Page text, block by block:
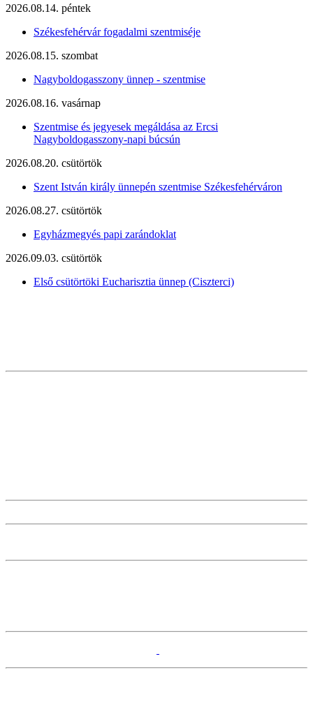
2026.08.14. péntek
Székesfehérvár fogadalmi szentmiséje
2026.08.15. szombat
Nagyboldogasszony ünnep - szentmise
2026.08.16. vasárnap
Szentmise és jegyesek megáldása az Ercsi
Nagyboldogasszony-napi búcsún
2026.08.20. csütörtök
Szent István király ünnepén szentmise Székesfehérváron
2026.08.27. csütörtök
Egyházmegyés papi zarándoklat
2026.09.03. csütörtök
Első csütörtöki Eucharisztia ünnep (Ciszterci)